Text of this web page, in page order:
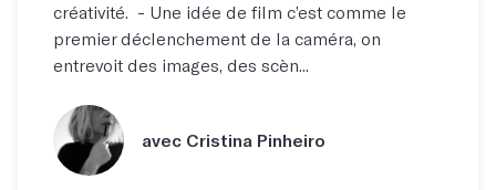
créativité. - Une idée de film c’est comme le
premier déclenchement de la caméra, on
entrevoit des images, des scèn...
avec Cristina Pinheiro